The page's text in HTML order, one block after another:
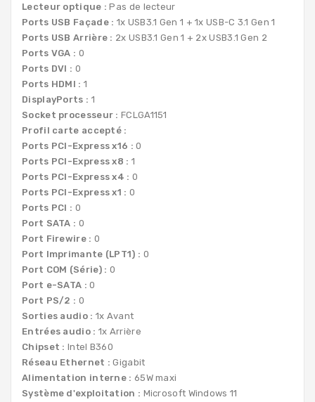
Lecteur optique : Pas de lecteur
Ports USB Façade : 1x USB3.1 Gen 1 + 1x USB-C 3.1 Gen 1
Ports USB Arrière : 2x USB3.1 Gen 1 + 2x USB3.1 Gen 2
Ports VGA : 0
Ports DVI : 0
Ports HDMI : 1
DisplayPorts : 1
Socket processeur : FCLGA1151
Profil carte accepté :
Ports PCI-Express x16 : 0
Ports PCI-Express x8 : 1
Ports PCI-Express x4 : 0
Ports PCI-Express x1 : 0
Ports PCI : 0
Port SATA : 0
Port Firewire : 0
Port Imprimante (LPT1) : 0
Port COM (Série) : 0
Port e-SATA : 0
Port PS/2 : 0
Sorties audio : 1x Avant
Entrées audio : 1x Arrière
Chipset : Intel B360
Réseau Ethernet :Gigabit
Alimentation interne : 65W maxi
Système d'exploitation : Microsoft Windows 11